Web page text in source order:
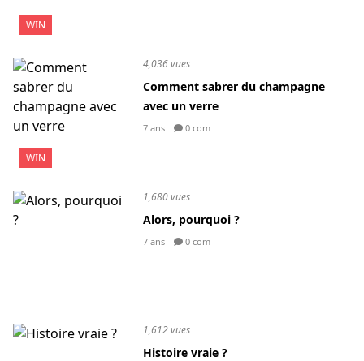
WIN
WIN
4,036 vues
Comment sabrer du champagne
avec un verre
7 ans 0 com
1,680 vues
Alors, pourquoi ?
7 ans 0 com
1,612 vues
Histoire vraie ?